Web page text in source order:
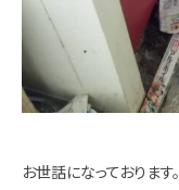
お世話になっております。